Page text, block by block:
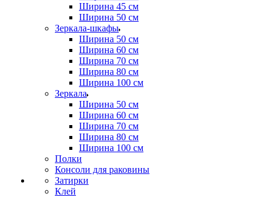
Ширина 45 см
Ширина 50 см
Зеркала-шкафы
Ширина 50 см
Ширина 60 см
Ширина 70 см
Ширина 80 см
Ширина 100 см
Зеркала
Ширина 50 см
Ширина 60 см
Ширина 70 см
Ширина 80 см
Ширина 100 см
Полки
Консоли для раковины
Затирки
Клей